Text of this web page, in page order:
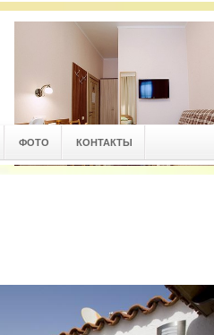
ФОТО КОНТАКТЫ